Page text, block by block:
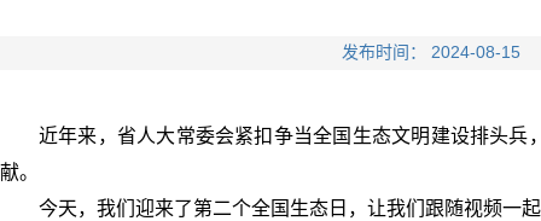
发布时间： 2024-08-
近年来，省人大常委会紧扣争当全国生态文明建设排头
献。
今天，我们迎来了第二个全国生态日，让我们跟随视频一